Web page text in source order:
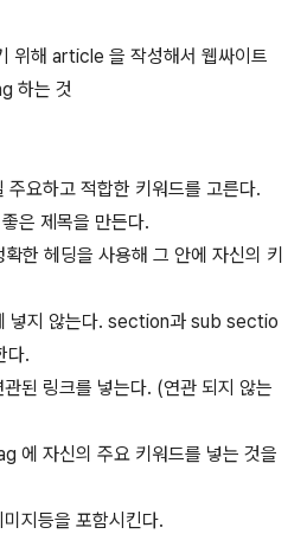
위해 article 을 작성해서 웹싸이트
하는 것
요하고 적합한 키워드를 고른다.
은 제목을 만든다.
한 헤딩을 사용해 그 안에 자신의 키
넣지 않는다. section과 sub sectio
다.
된 링크를 넣는다. (연관 되지 않는
에 자신의 주요 키워드를 넣는 것을
지등을 포함시킨다.